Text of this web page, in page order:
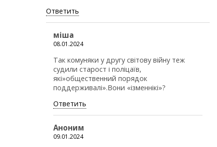
Ответить
міша
08.01.2024
Так комуняки у другу світову війну теж
судили старост і поліцаїв,
які»общественний порядок
поддерживалі».Вони «ізменнікі»?
Ответить
Аноним
09.01.2024